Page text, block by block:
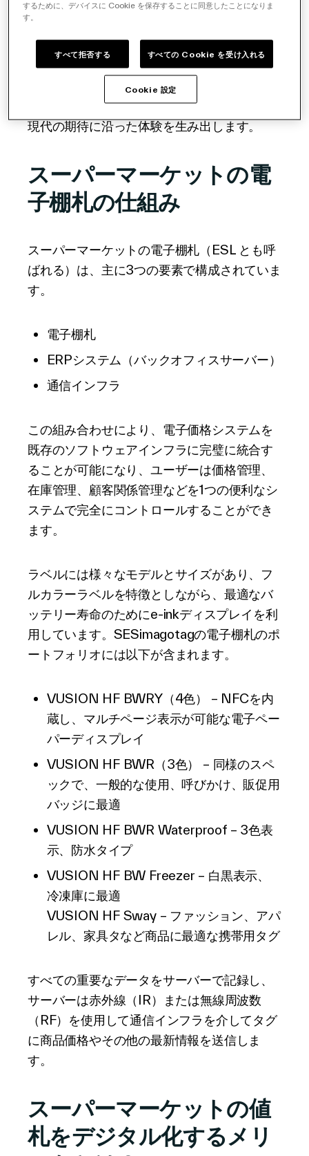
来店客から見れば、デジタルサイネージ技術
はまだ目新しさを感じる段階ですが、店舗に
とって有利に働くことは間違いありません。
しかし、それ以上に、デジタル価格表示は、
現代の期待に沿った体験を生み出します。
スーパーマーケットの電
子棚札の仕組み
スーパーマーケットの電子棚札（ESL とも呼
ばれる）は、主に3つの要素で構成されていま
す。
電子棚札
ERPシステム（バックオフィスサーバー）
通信インフラ
この組み合わせにより、電子価格システムを
既存のソフトウェアインフラに完璧に統合す
ることが可能になり、ユーザーは価格管理、
在庫管理、顧客関係管理などを1つの便利なシ
ステムで完全にコントロールすることができ
ます。
ラベルには様々なモデルとサイズがあり、フ
ルカラーラベルを特徴としながら、最適なバ
ッテリー寿命のためにe-inkディスプレイを利
用しています。SESimagotagの電子棚札のポ
ートフォリオには以下が含まれます。
VUSION HF BWRY（4色） – NFCを内
蔵し、マルチページ表示が可能な電子ペー
パーディスプレイ
VUSION HF BWR（3色） – 同様のスペ
ックで、一般的な使用、呼びかけ、販促用
バッジに最適
VUSION HF BWR Waterproof – 3色表
示、防水タイプ
VUSION HF BW Freezer – 白黒表示、
冷凍庫に最適
VUSION HF Sway – ファッション、アパ
レル、家具タなど商品に最適な携帯用タグ
すべての重要なデータをサーバーで記録し、
サーバーは赤外線（IR）または無線周波数
（RF）を使用して通信インフラを介してタグ
に商品価格やその他の最新情報を送信しま
す。
スーパーマーケットの値
札をデジタル化するメリ
するために、デバイスに Cookie を保存することに同意したことになりま
す。
すべて拒否する すべての Cookie を受け入れる
Cookie 設定